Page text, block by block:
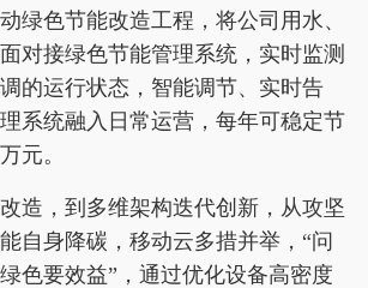
绿色节能改造工程，将公司用水、
对接绿色节能管理系统，实时监测
的运行状态，智能调节、实时告
系统融入日常运营，每年可稳定节
元。
造，到多维架构迭代创新，从攻坚
自身降碳，移动云多措并举，“问
色要效益”，通过优化设备高密度